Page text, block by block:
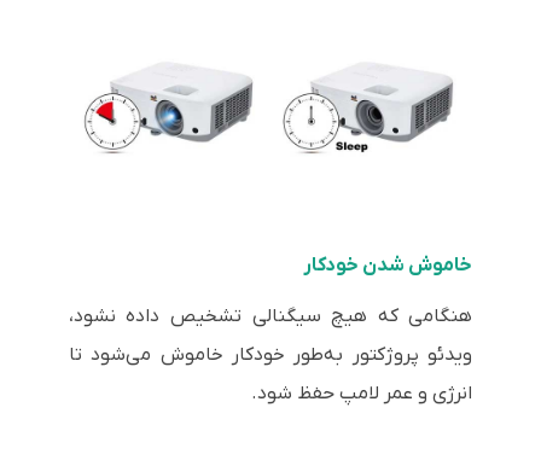
خاموش شدن خودکار
هنگامی که هیچ سیگنالی تشخیص داده نشود،
ویدئو پروژکتور به‌طور خودکار خاموش می‌شود تا
انرژی و عمر لامپ حفظ شود.